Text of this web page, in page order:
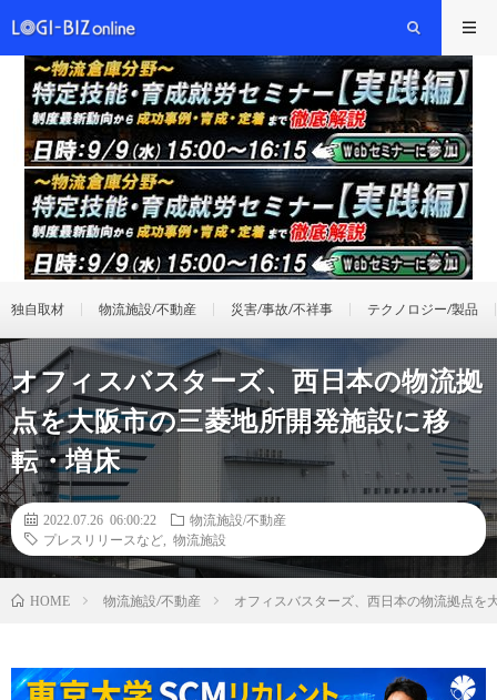
独自取材 物流施設/不動産 災害/事故/不祥事 テクノロジー/製品
オフィスバスターズ、西日本の物流拠
点を大阪市の三菱地所開発施設に移
転・増床
2022.07.26 06:00:22
物流施設/不動産
プレスリリースなど
物流施設
HOME 物流施設/不動産 オフィスバスターズ、西日本の物流拠点を